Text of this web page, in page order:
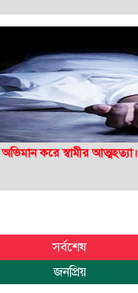
অভিমান করে স্বামীর আত্মহত্যা।
সর্বশেষ
জনপ্রিয়